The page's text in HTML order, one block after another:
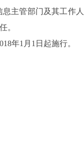
管部门及其工作人
。
年1月1日起施行。